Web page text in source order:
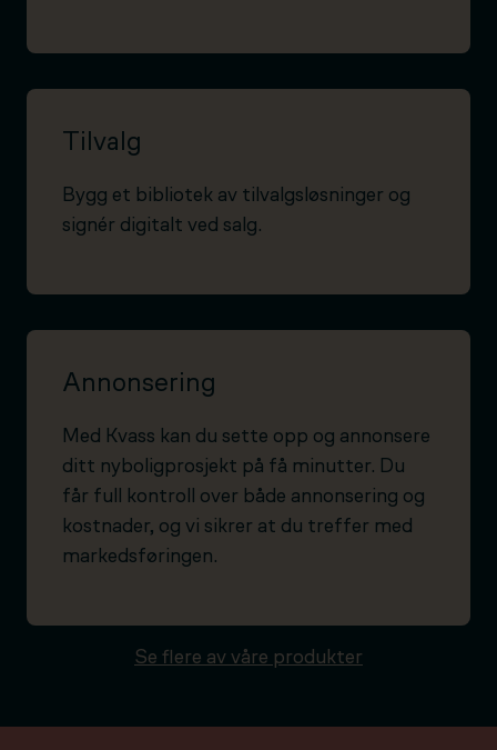
Tilvalg
Bygg et bibliotek av tilvalgsløsninger og
signér digitalt ved salg.
Annonsering
Med Kvass kan du sette opp og annonsere
ditt nyboligprosjekt på få minutter. Du
får full kontroll over både annonsering og
kostnader, og vi sikrer at du treffer med
markedsføringen.
Se flere av våre produkter